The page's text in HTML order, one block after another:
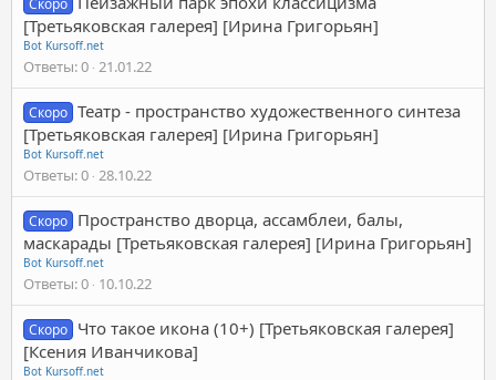
[Третьяковская галерея] [Ирина Григорьян]
Bot Kursoff.net
Ответы 0 21.01.22
Скоро Театр - пространство художественного синтеза
[Третьяковская галерея] [Ирина Григорьян]
Bot Kursoff.net
Ответы 0 28.10.22
Скоро Пространство дворца, ассамблеи, балы,
маскарады [Третьяковская галерея] [Ирина Григорьян]
Bot Kursoff.net
Ответы 0 10.10.22
Скоро Что такое икона (10+) [Третьяковская галерея]
[Ксения Иванчикова]
Bot Kursoff.net